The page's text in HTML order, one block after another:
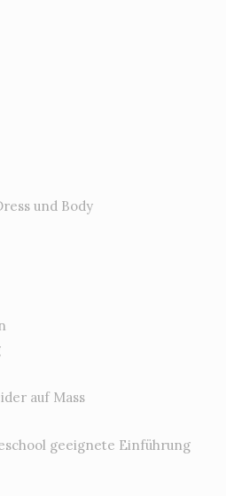
und Body
auf Mass
geeignete Einführung